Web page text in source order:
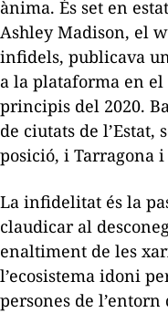
ànima. És set en
Ashley Madison, el
infidels, publicava
a la plataforma en
principis del 2020.
de ciutats de l’Estat,
posició, i Tarragona
La infidelitat és la
claudicar al
enaltiment de les
l’ecosistema idoni
persones de